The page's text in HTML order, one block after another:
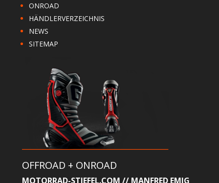
ONROAD
HÄNDLERVERZEICHNIS
NEWS
SITEMAP
OFFROAD + ONROAD
MOTORRAD-STIEFEL.COM // MANFRED EMIG